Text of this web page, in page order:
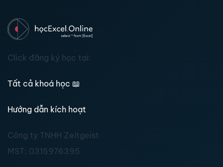
Click đăng ký học tại:
Tất cả khoá học 📖
Hướng dẫn kích hoạt
Công ty TNHH Zeitgeist
MST: 0315976395